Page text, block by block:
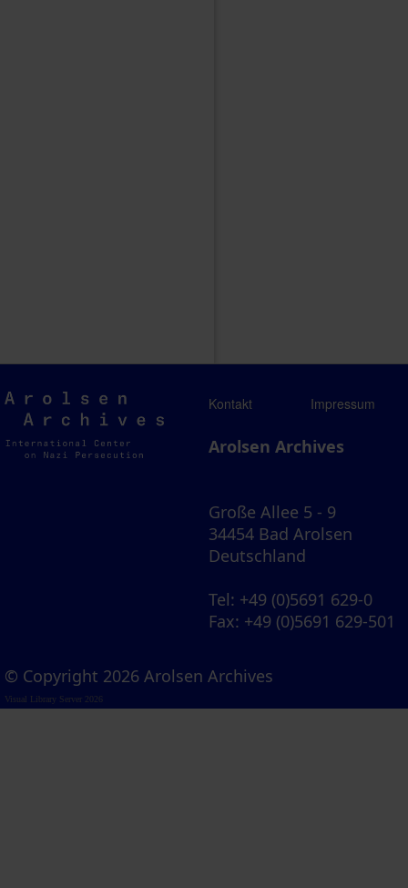
Arolsen
Archives
Kontakt Impressum
Arolsen Archives
Große Allee 5 - 9
34454 Bad Arolsen
Deutschland
Tel: +49 (0)5691 629-0
Fax: +49 (0)5691 629-501
© Copyright 2026 Arolsen Archives
Visual Library Server 2026